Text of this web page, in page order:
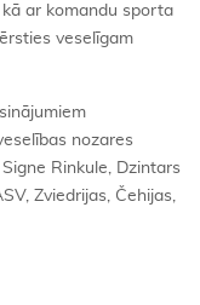
ar komandu sporta
veselīgam
nozares
Rinkule, Dzintars
Zviedrijas, Čehijas,